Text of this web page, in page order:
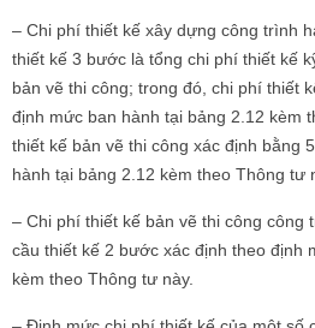
– Chi phí thiết kế xây dựng công trình
thiết kế 3 bước là tổng chi phí thiết kế
bản vẽ thi công; trong đó, chi phí thiết
định mức ban hành tại bảng 2.12 kèm
thiết kế bản vẽ thi công xác định bằng
hành tại bảng 2.12 kèm theo Thông tư
– Chi phí thiết kế bản vẽ thi công công
cầu thiết kế 2 bước xác định theo định
kèm theo Thông tư này.